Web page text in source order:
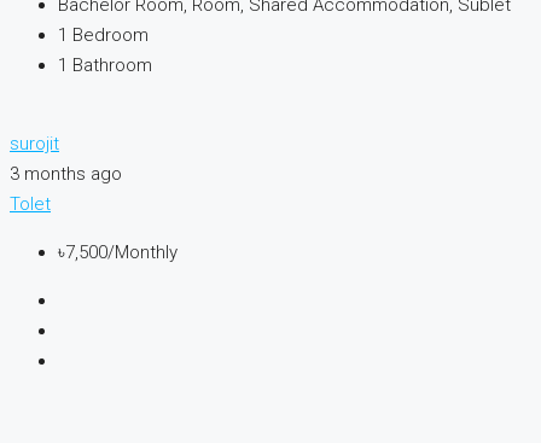
Bachelor Room, Room, Shared Accommodation, Sublet
1 Bedroom
1 Bathroom
surojit
3 months ago
Tolet
৳7,500/Monthly